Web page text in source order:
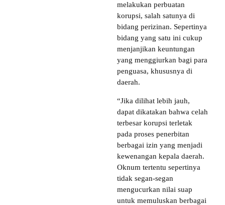
melakukan perbuatan
korupsi, salah satunya di
bidang perizinan. Sepertinya
bidang yang satu ini cukup
menjanjikan keuntungan
yang menggiurkan bagi para
penguasa, khususnya di
daerah.
“Jika dilihat lebih jauh,
dapat dikatakan bahwa celah
terbesar korupsi terletak
pada proses penerbitan
berbagai izin yang menjadi
kewenangan kepala daerah.
Oknum tertentu sepertinya
tidak segan-segan
mengucurkan nilai suap
untuk memuluskan berbagai